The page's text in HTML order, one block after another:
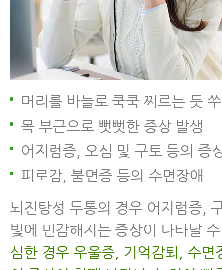
머리를 바늘로 쿡쿡 찌르는 듯
목 부근으로 뻣뻣한 증상 발생
어지럼증, 오심 및 구토 등의 증
피로감, 불면증 등의 수면장애
뇌진탕성 두통의 경우 어지럼증,
빛에 민감해지는 증상이 나타날
심한 경우 우울증, 기억감퇴, 수면